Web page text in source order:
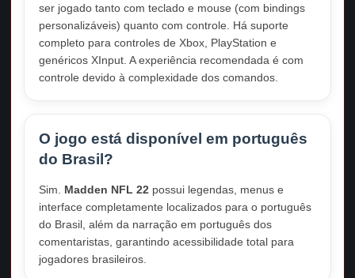
ser jogado tanto com teclado e mouse (com bindings
personalizáveis) quanto com controle. Há suporte
completo para controles de Xbox, PlayStation e
genéricos XInput. A experiência recomendada é com
controle devido à complexidade dos comandos.
O jogo está disponível em português
do Brasil?
Sim. Madden NFL 22 possui legendas, menus e
interface completamente localizados para o português
do Brasil, além da narração em português dos
comentaristas, garantindo acessibilidade total para
jogadores brasileiros.